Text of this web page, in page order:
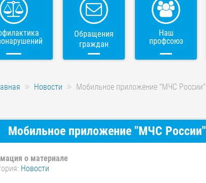
Обращения
граждан
Наш
профсоюз
Новости Мобильное приложение "МЧС России"
Мобильное приложение "МЧС России"
о материале
Новости